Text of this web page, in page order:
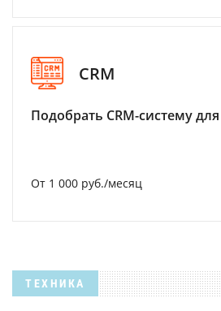
CRM
Подобрать CRM-систему
От 1 000 руб./месяц
ТЕХНИКА